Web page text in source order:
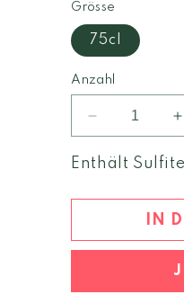
Grösse
75cl
Anzahl
Verringere
die
Menge
San
Giacomo
Nebbiolo
2023
DOC
Enthält Sulfite
IN